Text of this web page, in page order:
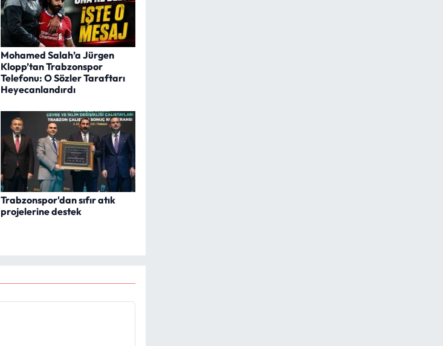
Mohamed Salah’a Jürgen
Klopp’tan Trabzonspor
Telefonu: O Sözler Taraftarı
Heyecanlandırdı
Trabzonspor'dan sıfır atık
projelerine destek